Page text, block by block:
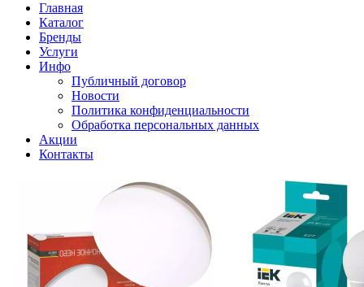
Главная
Каталог
Бренды
Услуги
Инфо
Публичный договор
Новости
Политика конфиденциальности
Обработка персональных данных
Акции
Контакты